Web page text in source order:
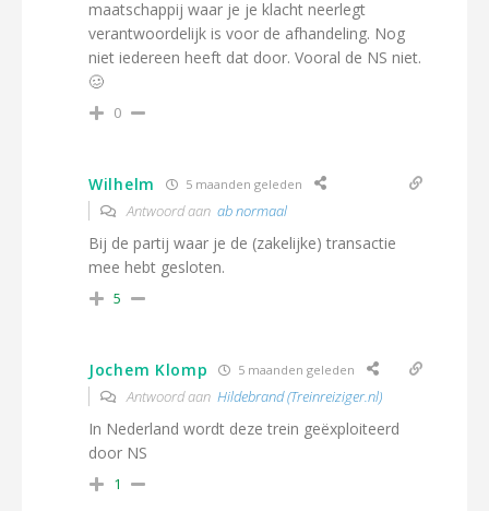
maatschappij waar je je klacht neerlegt
verantwoordelijk is voor de afhandeling. Nog
niet iedereen heeft dat door. Vooral de NS niet.
🥴
0
Wilhelm 5 maanden geleden
Antwoord aan ab normaal
Bij de partij waar je de (zakelijke) transactie
mee hebt gesloten.
5
Jochem Klomp 5 maanden geleden
Antwoord aan Hildebrand (Treinreiziger.nl)
In Nederland wordt deze trein geëxploiteerd
door NS
1